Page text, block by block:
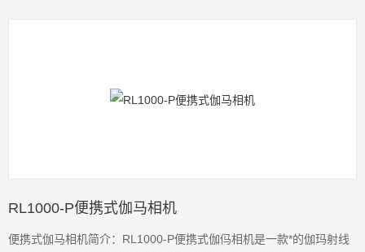
RL1000-P便携式伽马相机
便携式伽马相机简介：RL1000-P便携式伽㐷相机是一款*的伽玛射线